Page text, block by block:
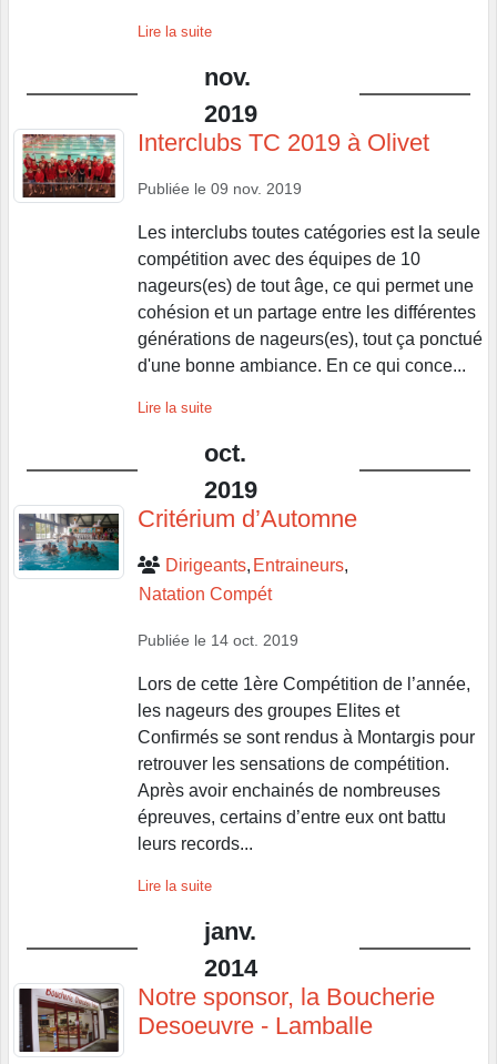
Lire la suite
nov.
2019
Interclubs TC 2019 à Olivet
Publiée le 09 nov. 2019
Les interclubs toutes catégories est la seule
compétition avec des équipes de 10
nageurs(es) de tout âge, ce qui permet une
cohésion et un partage entre les différentes
générations de nageurs(es), tout ça ponctué
d'une bonne ambiance. En ce qui conce...
Lire la suite
oct.
2019
Critérium d’Automne
Dirigeants Entraineurs
Natation Compét
Publiée le 14 oct. 2019
Lors de cette 1ère Compétition de l’année,
les nageurs des groupes Elites et
Confirmés se sont rendus à Montargis pour
retrouver les sensations de compétition.
Après avoir enchainés de nombreuses
épreuves, certains d’entre eux ont battu
leurs records...
Lire la suite
janv.
2014
Notre sponsor, la Boucherie
Desoeuvre - Lamballe